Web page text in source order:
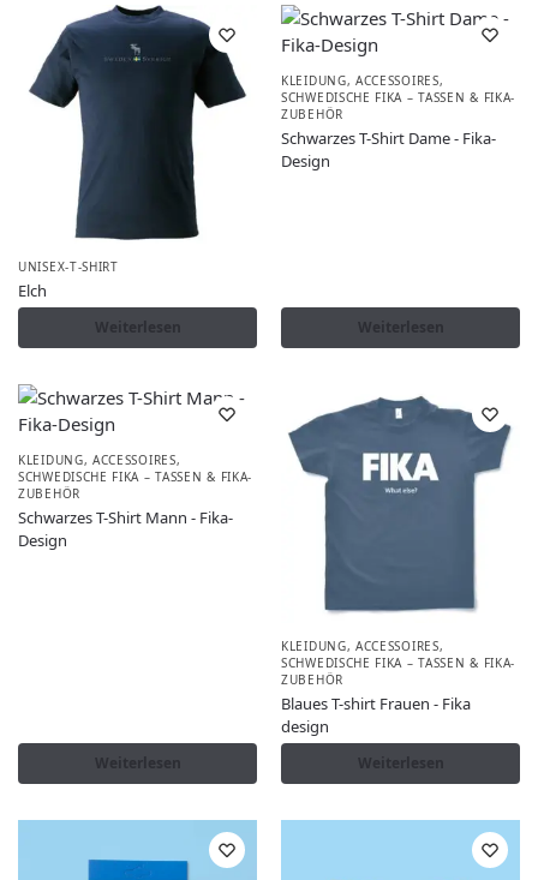
UNISEX-T-SHIRT
Elch
Weiterlesen
KLEIDUNG, ACCESSOIRES,
SCHWEDISCHE FIKA – TASSEN & FIKA-
ZUBEHÖR
Schwarzes T-Shirt Dame - Fika-
Design
Weiterlesen
KLEIDUNG, ACCESSOIRES,
SCHWEDISCHE FIKA – TASSEN & FIKA-
ZUBEHÖR
Schwarzes T-Shirt Mann - Fika-
Design
Weiterlesen
KLEIDUNG, ACCESSOIRES,
SCHWEDISCHE FIKA – TASSEN & FIKA-
ZUBEHÖR
Blaues T-shirt Frauen - Fika
design
Weiterlesen